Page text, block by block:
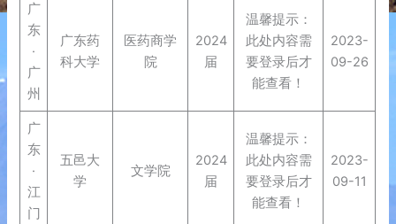
广
东
·
广
州
广东药
科大学
医药商学
院
2024
届
温馨提示：
此处内容需
要登录后才
能查看！
2023-
09-26
广
东
·
江
门
五邑大
学
文学院
2024
届
温馨提示：
此处内容需
要登录后才
能查看！
2023-
09-11